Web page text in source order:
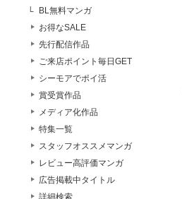
BL無料マンガ
お得なSALE
先行配信作品
ご来店ポイント毎日GET
シーモアでポイ活
賞受賞作品
メディア化作品
特集一覧
スタッフオススメマンガ
レビュー高評価マンガ
広告掲載中タイトル
詳細検索